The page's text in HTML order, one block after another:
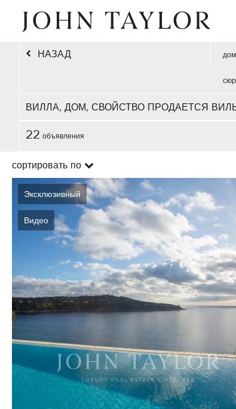
НАЗАД
ВИЛЛА, ДОМ, СВОЙСТВО ПРОДАЕТСЯ
22 объявления
сортировать по
Эксклюзивный
Видео